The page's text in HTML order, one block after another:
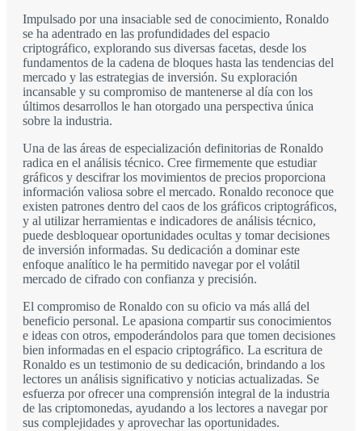
Impulsado por una insaciable sed de conocimiento, Ronaldo
se ha adentrado en las profundidades del espacio
criptográfico, explorando sus diversas facetas, desde los
fundamentos de la cadena de bloques hasta las tendencias del
mercado y las estrategias de inversión. Su exploración
incansable y su compromiso de mantenerse al día con los
últimos desarrollos le han otorgado una perspectiva única
sobre la industria.
Una de las áreas de especialización definitorias de Ronaldo
radica en el análisis técnico. Cree firmemente que estudiar
gráficos y descifrar los movimientos de precios proporciona
información valiosa sobre el mercado. Ronaldo reconoce que
existen patrones dentro del caos de los gráficos criptográficos,
y al utilizar herramientas e indicadores de análisis técnico,
puede desbloquear oportunidades ocultas y tomar decisiones
de inversión informadas. Su dedicación a dominar este
enfoque analítico le ha permitido navegar por el volátil
mercado de cifrado con confianza y precisión.
El compromiso de Ronaldo con su oficio va más allá del
beneficio personal. Le apasiona compartir sus conocimientos
e ideas con otros, empoderándolos para que tomen decisiones
bien informadas en el espacio criptográfico. La escritura de
Ronaldo es un testimonio de su dedicación, brindando a los
lectores un análisis significativo y noticias actualizadas. Se
esfuerza por ofrecer una comprensión integral de la industria
de las criptomonedas, ayudando a los lectores a navegar por
sus complejidades y aprovechar las oportunidades.